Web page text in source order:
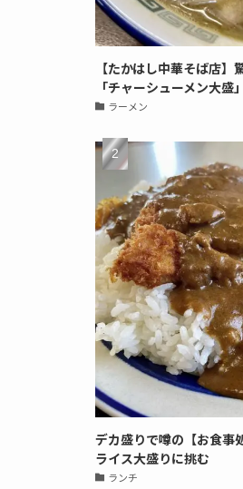
【たかはし中華そば店
「チャーシューメン大盛
ラーメン
デカ盛りで噂の【お食事
ライス大盛りに挑む
ランチ